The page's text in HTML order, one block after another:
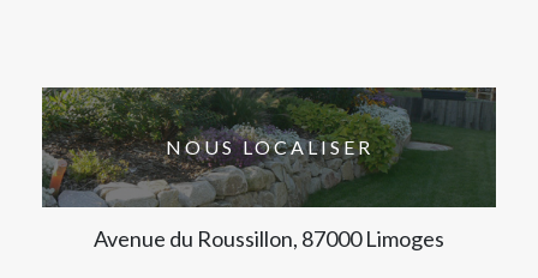
NOUS LOCALISER
Avenue du Roussillon, 87000 Limoges